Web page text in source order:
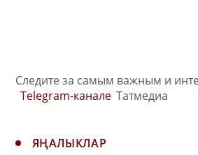
Следите за самым важным и
Telegram-канале Татмедиа
ЯҢАЛЫКЛАР